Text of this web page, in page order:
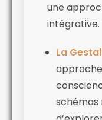
une
intégrative.
La
schémas